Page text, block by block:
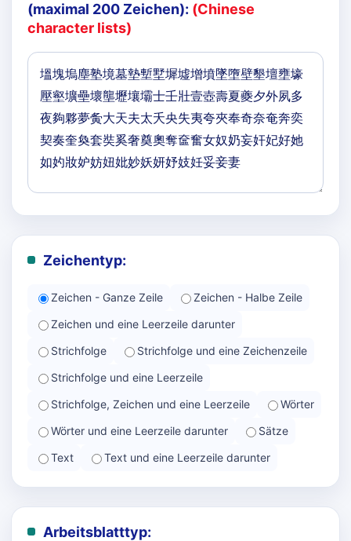
(maximal 200 Zeichen): (Chinese
character lists)
Zeichentyp:
Zeichen - Ganze Zeile
Zeichen - Halbe Zeile
Zeichen und eine Leerzeile darunter
Strichfolge
Strichfolge und eine Zeichenzeile
Strichfolge und eine Leerzeile
Strichfolge, Zeichen und eine Leerzeile
Wörter
Wörter und eine Leerzeile darunter
Sätze
Text
Text und eine Leerzeile darunter
Arbeitsblatttyp: